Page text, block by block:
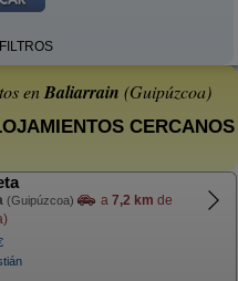
enBaliarrain (Guipúzcoa)
CERCANOS
(Guipúzcoa) a 7,2 km de